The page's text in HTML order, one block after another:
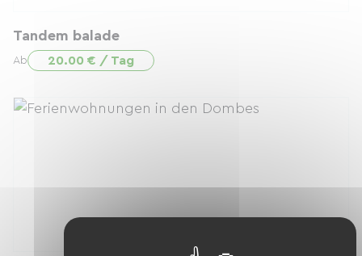
Tandem balade
Ab 20.00 € / Tag